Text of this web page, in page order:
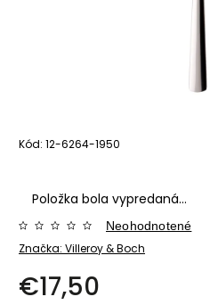
Kód: 12-6264-1950
Položka bola vypredaná…
Značka: Villeroy & Boch
Neohodnotené
€17,50